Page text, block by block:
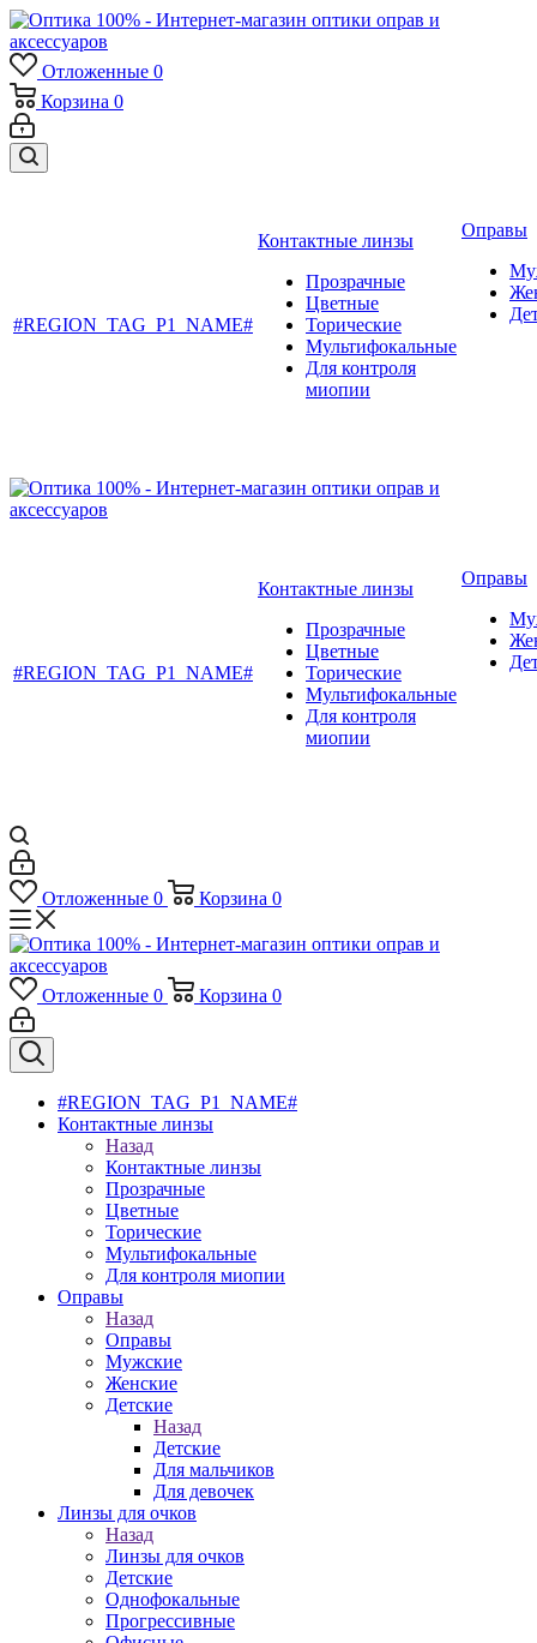
Отложенные 0
Корзина 0
#REGION_TAG_P1_NAME#
Контактные линзы
Прозрачные
Цветные
Торические
Мультифокальные
Для контроля
миопии
Оправы
#REGION_TAG_P1_NAME#
Контактные линзы
Прозрачные
Цветные
Торические
Мультифокальные
Для контроля
миопии
Оправы
Отложенные 0 Корзина 0
Отложенные 0 Корзина 0
#REGION_TAG_P1_NAME#
Контактные линзы
Назад
Контактные линзы
Прозрачные
Цветные
Торические
Мультифокальные
Для контроля миопии
Оправы
Назад
Оправы
Мужские
Женские
Детские
Назад
Детские
Для мальчиков
Для девочек
Линзы для очков
Назад
Линзы для очков
Детские
Однофокальные
Прогрессивные